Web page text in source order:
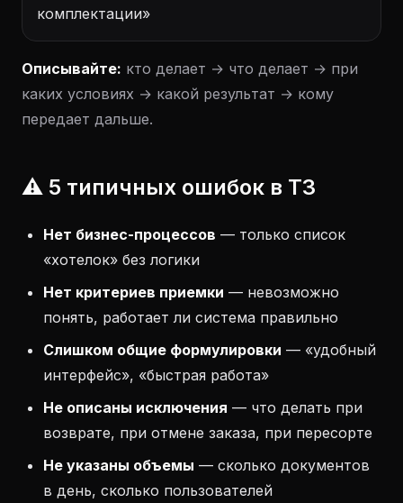
комплектации»
Описывайте: кто делает → что делает → при
каких условиях → какой результат → кому
передает дальше.
⚠️ 5 типичных ошибок в ТЗ
Нет бизнес-процессов — только список
«хотелок» без логики
Нет критериев приемки — невозможно
понять, работает ли система правильно
Слишком общие формулировки — «удобный
интерфейс», «быстрая работа»
Не описаны исключения — что делать при
возврате, при отмене заказа, при пересорте
Не указаны объемы — сколько документов
в день, сколько пользователей